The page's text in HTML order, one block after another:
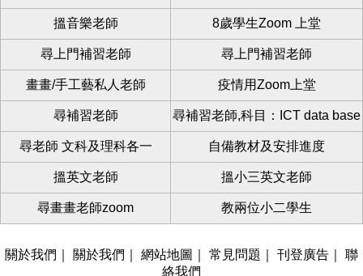
搵音樂老師 8歲學生Zoom 上堂
尋上門補習老師 尋上門補習老師
畫畫/手工藝私人老師 疫情用Zoom上堂
尋補習老師 尋補習老師,科目：ICT data base
尋老師 文科及理科各一 自備教材及安排進度
搵英文老師 搵小三英文老師
尋畫畫老師zoom 教兩位小二學生
關於我們 關於我們 網站地圖 常見問題 刊登廣告
聯
絡我們